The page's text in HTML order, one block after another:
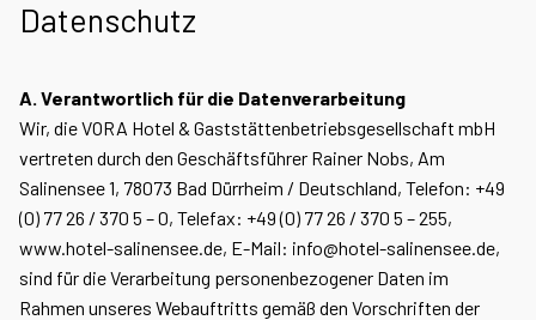
Datenschutz
A. Verantwortlich für die Datenverarbeitung
Wir, die VORA Hotel & Gaststättenbetriebsgesellschaft mbH
vertreten durch den Geschäftsführer Rainer Nobs, Am
Salinensee 1, 78073 Bad Dürrheim / Deutschland, Telefon: +49
(0) 77 26 / 370 5 – 0, Telefax: +49 (0) 77 26 / 370 5 – 255,
www.hotel-salinensee.de, E-Mail: info@hotel-salinensee.de,
sind für die Verarbeitung personenbezogener Daten im
Rahmen unseres Webauftritts gemäß den Vorschriften der